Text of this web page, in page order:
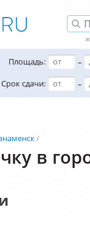
Площадь:
–
Срок сдачи:
–
в